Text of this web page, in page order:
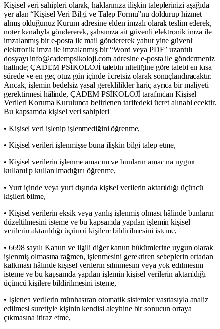
Kişisel veri sahipleri olarak, haklarınıza ilişkin taleplerinizi aşağıda
yer alan “Kişisel Veri Bilgi ve Talep Formu”nu doldurup hizmet
almış olduğunuz Kurum adresine elden imzalı olarak teslim ederek,
noter kanalıyla göndererek, şahsınıza ait güvenli elektronik imza ile
imzalanmış bir e-posta ile mail göndererek yahut yine güvenli
elektronik imza ile imzalanmış bir “Word veya PDF” uzantılı
dosyayı info@cadempsikoloji.com adresine e-posta ile göndermeniz
halinde; ÇADEM PSİKOLOJİ talebin niteliğine göre talebi en kısa
sürede ve en geç otuz gün içinde ücretsiz olarak sonuçlandıracaktır.
Ancak, işlemin bedelsiz yasal gereklilikler hariç ayrıca bir maliyeti
gerektirmesi hâlinde, ÇADEM PSİKOLOJİ tarafından Kişisel
Verileri Koruma Kurulunca belirlenen tarifedeki ücret alınabilecektir.
Bu kapsamda kişisel veri sahipleri;
• Kişisel veri işlenip işlenmediğini öğrenme,
• Kişisel verileri işlenmişse buna ilişkin bilgi talep etme,
• Kişisel verilerin işlenme amacını ve bunların amacına uygun
kullanılıp kullanılmadığını öğrenme,
• Yurt içinde veya yurt dışında kişisel verilerin aktarıldığı üçüncü
kişileri bilme,
• Kişisel verilerin eksik veya yanlış işlenmiş olması hâlinde bunların
düzeltilmesini isteme ve bu kapsamda yapılan işlemin kişisel
verilerin aktarıldığı üçüncü kişilere bildirilmesini isteme,
• 6698 sayılı Kanun ve ilgili diğer kanun hükümlerine uygun olarak
işlenmiş olmasına rağmen, işlenmesini gerektiren sebeplerin ortadan
kalkması hâlinde kişisel verilerin silinmesini veya yok edilmesini
isteme ve bu kapsamda yapılan işlemin kişisel verilerin aktarıldığı
üçüncü kişilere bildirilmesini isteme,
• İşlenen verilerin münhasıran otomatik sistemler vasıtasıyla analiz
edilmesi suretiyle kişinin kendisi aleyhine bir sonucun ortaya
çıkmasına itiraz etme,